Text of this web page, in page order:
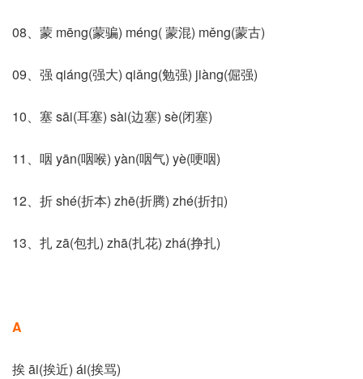
08、蒙 mēng(蒙骗) méng( 蒙混) měng(蒙古)
09、强 qiáng(强大) qiǎng(勉强) jiàng(倔强)
10、塞 sāi(耳塞) sài(边塞) sè(闭塞)
11、咽 yān(咽喉) yàn(咽气) yè(哽咽)
12、折 shé(折本) zhē(折腾) zhé(折扣)
13、扎 zā(包扎) zhā(扎花) zhá(挣扎)
A
挨 āi(挨近) ái(挨骂)